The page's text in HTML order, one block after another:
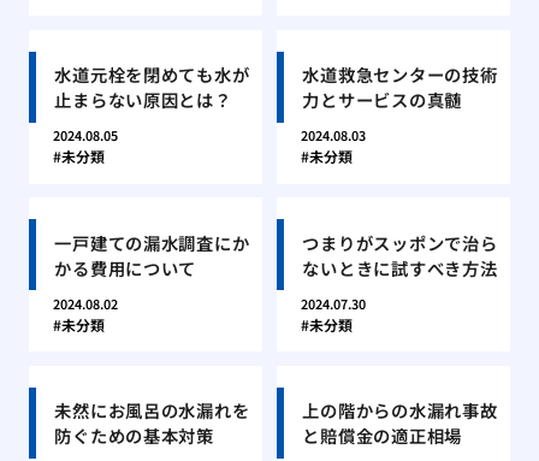
水道元栓を閉めても水が
止まらない原因とは？
2024.08.05
未分類
水道救急センターの技術
力とサービスの真髄
2024.08.03
未分類
一戸建ての漏水調査にか
かる費用について
2024.08.02
未分類
つまりがスッポンで治ら
ないときに試すべき方法
2024.07.30
未分類
未然にお風呂の水漏れを
防ぐための基本対策
上の階からの水漏れ事故
と賠償金の適正相場